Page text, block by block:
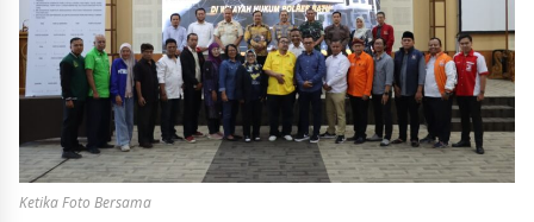
Ketika Foto Bersama